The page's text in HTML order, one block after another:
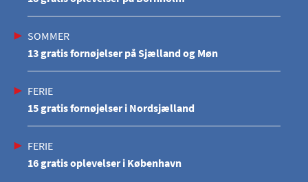
SOMMER
13 gratis fornøjelser på Sjælland og Møn
FERIE
15 gratis fornøjelser i Nordsjælland
FERIE
16 gratis oplevelser i København